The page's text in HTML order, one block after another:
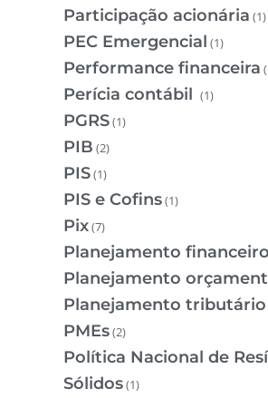
Participação acionária (1)
PEC Emergencial (1)
Performance financeira
Perícia contábil (1)
PGRS(1)
PIB (2)
PIS(1)
PIS e Cofins(1)
Pix(7)
Planejamento financeiro
Planejamento
Planejamento tributário
PMEs(2)
Política Nacional de
Sólidos(1)